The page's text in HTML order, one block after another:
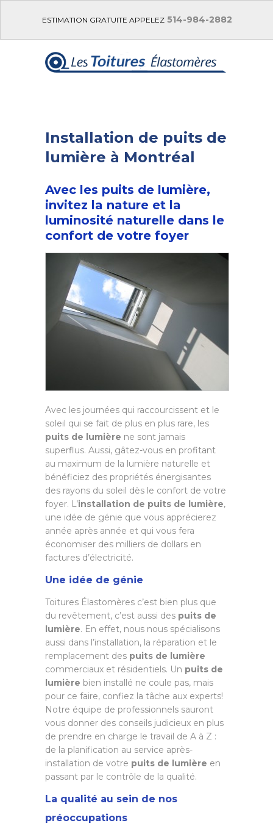
ESTIMATION GRATUITE APPELEZ 514-984-2882
Installation de puits de
lumière à Montréal
Avec les puits de lumière,
invitez la nature et la
luminosité naturelle dans le
confort de votre foyer
Avec les journées qui raccourcissent et le
soleil qui se fait de plus en plus rare, les
puits de lumière ne sont jamais
superflus. Aussi, gâtez-vous en profitant
au maximum de la lumière naturelle et
bénéficiez des propriétés énergisantes
des rayons du soleil dès le confort de votre
foyer. L’installation de puits de lumière,
une idée de génie que vous apprécierez
année après année et qui vous fera
économiser des milliers de dollars en
factures d’électricité.
Une idée de génie
Toitures Élastomères c’est bien plus que
du revêtement, c’est aussi des puits de
lumière. En effet, nous nous spécialisons
aussi dans l’installation, la réparation et le
remplacement des puits de lumière
commerciaux et résidentiels. Un puits de
lumière bien installé ne coule pas, mais
pour ce faire, confiez la tâche aux experts!
Notre équipe de professionnels sauront
vous donner des conseils judicieux en plus
de prendre en charge le travail de A à Z :
de la planification au service après-
installation de votre puits de lumière en
passant par le contrôle de la qualité.
La qualité au sein de nos
préoccupations